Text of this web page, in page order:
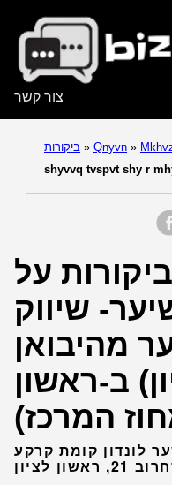
צור קשר
ביקורות » Qnyvn »
shyvvq tvspvt shy r
ביקורות על Hair station
שיווק
מהיבואן
ב-ראשון
לונדון קומת קרקע
לציון